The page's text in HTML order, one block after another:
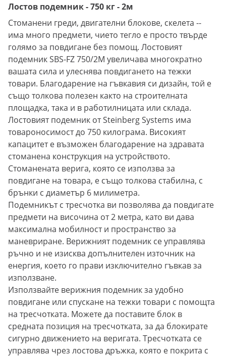
Лостов подемник - 750 кг - 2м
Стоманени греди, двигателни блокове, скелета --
има много предмети, чието тегло е просто твърде
голямо за повдигане без помощ. Лостовият
подемник SBS-FZ 750/2M увеличава многократно
вашата сила и улеснява повдигането на тежки
товари. Благодарение на гъвкавия си дизайн, той е
също толкова полезен както на строителната
площадка, така и в работилницата или склада.
Лостовият подемник от Steinberg Systems има
товароносимост до 750 килограма. Високият
капацитет е възможен благодарение на здравата
стоманена конструкция на устройството.
Стоманената верига, която се използва за
повдигане на товара, е също толкова стабилна, с
брънки с диаметър 6 милиметра.
Подемникът с тресчотка ви позволява да повдигате
предмети на височина от 2 метра, като ви дава
максимална мобилност и пространство за
маневриране. Верижният подемник се управлява
ръчно и не изисква допълнителен източник на
енергия, което го прави изключително гъвкав за
използване.
Използвайте верижния подемник за удобно
повдигане или спускане на тежки товари с помощта
на тресчотката. Можете да поставите блок в
средната позиция на тресчотката, за да блокирате
сигурно движението на веригата. Тресчотката се
управлява чрез лостова дръжка, която е покрита с